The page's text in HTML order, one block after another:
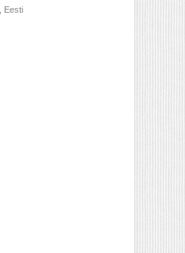
, Eesti